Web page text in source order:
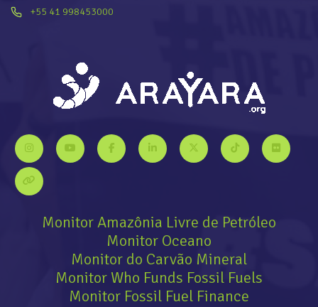
+55 41 998453000
Monitor Amazônia Livre de Petróleo
Monitor Oceano
Monitor do Carvão Mineral
Monitor Who Funds Fossil Fuels
Monitor Fossil Fuel Finance